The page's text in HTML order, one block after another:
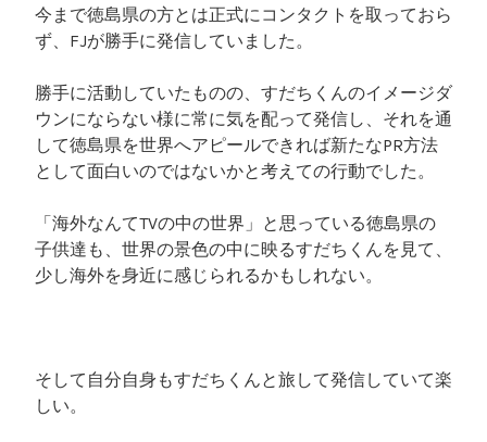
今まで徳島県の方とは正式にコンタクトを取っておら
ず、FJが勝手に発信していました。
勝手に活動していたものの、すだちくんのイメージダ
ウンにならない様に常に気を配って発信し、それを通
して徳島県を世界へアピールできれば新たなPR方法
として面白いのではないかと考えての行動でした。
「海外なんてTVの中の世界」と思っている徳島県の
子供達も、世界の景色の中に映るすだちくんを見て、
少し海外を身近に感じられるかもしれない。
そして自分自身もすだちくんと旅して発信していて楽
しい。